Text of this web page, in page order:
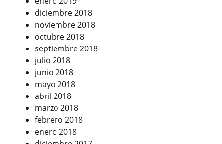
diciembre 2018
noviembre 2018
octubre 2018
septiembre 2018
julio 2018
junio 2018
mayo 2018
abril 2018
marzo 2018
febrero 2018
enero 2018